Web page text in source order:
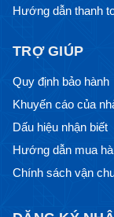
Hướng dẫn thanh
TRỢ GIÚP
Quy định bảo hành
Khuyến cáo của
Dấu hiệu nhận biết
Hướng dẫn mua
Chính sách vận